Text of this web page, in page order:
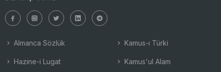
Almanca Sözlük
Hazine-i Lugat
Kamus-ı Türki
Kamus'ul Alam